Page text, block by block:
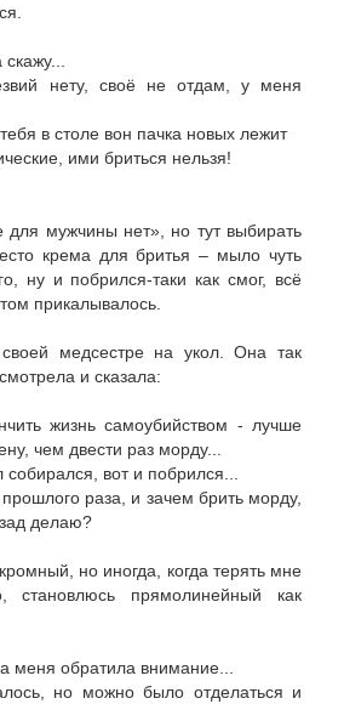
нету, своё не отдам, у меня
в столе вон пачка новых лежит
ими бриться нельзя!
мужчины нет», но тут выбирать
крема для бритья – мыло чуть
ну и побрился-таки как смог, всё
прикалывалось.
медсестре на укол. Она так
и сказала:
жизнь самоубийством - лучше
чем двести раз морду...
вот и побрился...
раза, и зачем брить морду,
делаю?
но иногда, когда терять мне
становлюсь прямолинейный как
меня обратила внимание...
но можно было отделаться и